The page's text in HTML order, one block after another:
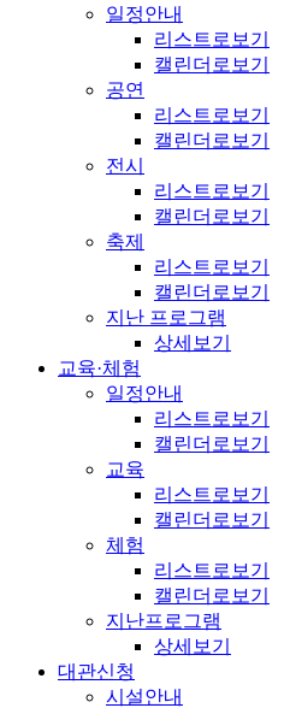
일정안내
리스트로보기
캘린더로보기
공연
리스트로보기
캘린더로보기
전시
리스트로보기
캘린더로보기
축제
리스트로보기
캘린더로보기
지난 프로그램
상세보기
교육·체험
일정안내
리스트로보기
캘린더로보기
교육
리스트로보기
캘린더로보기
체험
리스트로보기
캘린더로보기
지난프로그램
상세보기
대관신청
시설안내